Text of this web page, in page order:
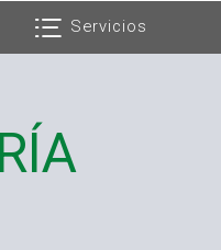
Servicios